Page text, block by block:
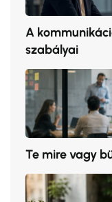
A
szabályai
Te mire vagy